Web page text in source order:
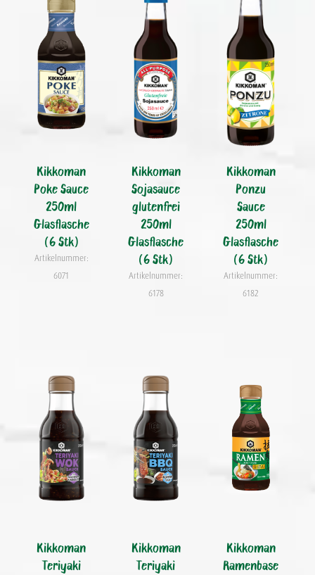
Kikkoman
Poke Sauce
250ml
Glasflasche
(6 Stk)
Artikelnummer:
6071
Kikkoman
Sojasauce
glutenfrei
250ml
Glasflasche
(6 Stk)
Artikelnummer:
6178
Kikkoman
Ponzu
Sauce
250ml
Glasflasche
(6 Stk)
Artikelnummer:
6182
Kikkoman
Teriyaki
Kikkoman
Teriyaki
Kikkoman
Ramenbase